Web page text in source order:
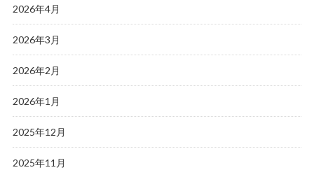
2026年4月
2026年3月
2026年2月
2026年1月
2025年12月
2025年11月